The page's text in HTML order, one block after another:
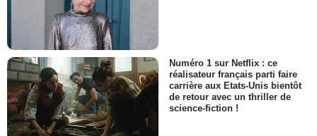
Numéro 1 sur Netflix : ce
réalisateur français parti faire
carrière aux Etats-Unis bientôt
de retour avec un thriller de
science-fiction !